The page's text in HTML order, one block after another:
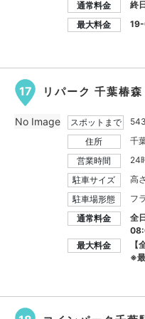
通常料金
終
最大料金
17 リパーク 千葉椿森
スポットまで
住所
千
営業時間
24
駐車サイズ
高
駐車場形態
フ
通常料金
全
最大料金
※
No Image